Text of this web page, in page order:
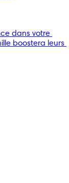
dans votre
boostera leurs